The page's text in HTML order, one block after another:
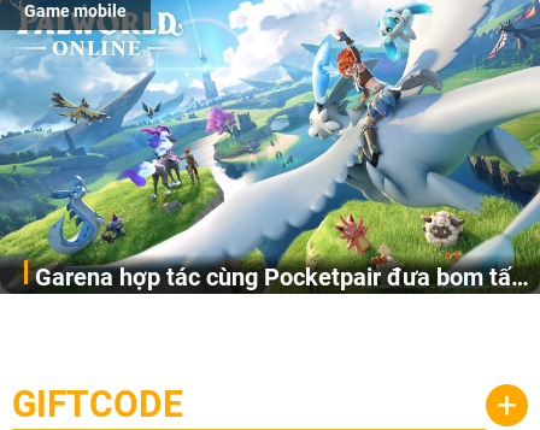
Game mobile
Garena hợp tác cùng Pocketpair đưa bom tấn
cầu, theo giấy phép chính thức từ công ty game Nhật Bản
Pocketpair, Inc.
GIFTCODE +